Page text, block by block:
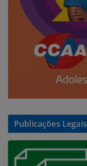
Publicações Legais